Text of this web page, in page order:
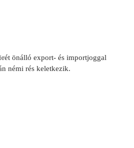
önálló export- és importjoggal
némi rés keletkezik.